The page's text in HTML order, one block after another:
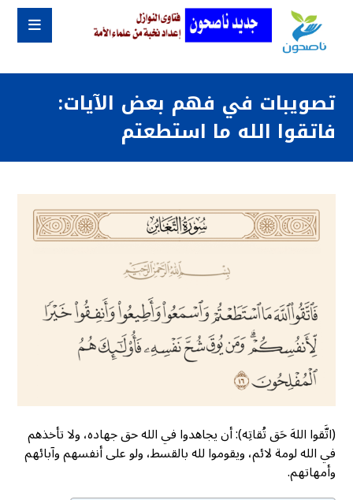
تصويبات في فهم بعض الآيات:
فاتقوا الله ما استطعتم
(اتَّقوا اللهَ حَق تُقاتِه): أن يجاهدوا في الله حق جهاده، ولا تأخذهم
في الله لومة لائم، ويقوموا لله بالقسط، ولو على أنفسهم وآبائهم
وأمهاتهم.